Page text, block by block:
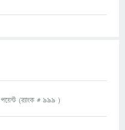
পয়েন্ট (র‌্যাংক # 999 )